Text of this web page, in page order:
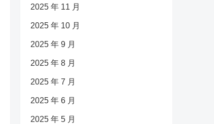
2025 年 11 月
2025 年 10 月
2025 年 9 月
2025 年 8 月
2025 年 7 月
2025 年 6 月
2025 年 5 月